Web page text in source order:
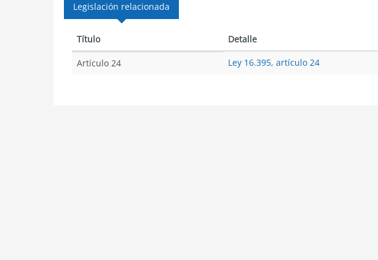
Legislación relacionada
Título Detalle
Artículo 24 Ley 16.395, artículo 24